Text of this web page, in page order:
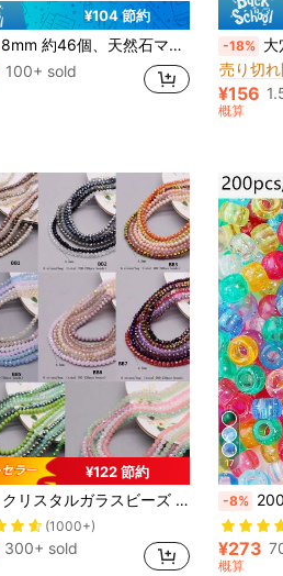
¥104 節約
8mm 約46個、天然石マルチカラーキャッツアイビーズ 高品質 ルーススペーサービーズ ジュエリー作り DIY 豪華なブレスレット ネックレス アクセサリー
100+ sold
-18% 大穴ホワイトチャーム
#1 ベスト
売り切
#1 ベスト
売り切
#1 ベスト
売り切
#1 ベスト
売り切れ
¥156
概算
¥122 節約
クリスタルガラスビーズ 4mm コーティング カラー 6本線入り 約720個/袋 ファセットカット ロンデル型 スペーサービーズ ジュエリー作り DIY アクセサリー ブレスレット ネックレス 服飾アクセサリー用
(1000+)
300+ sold
17
-8% 200個 混合色 透明グリ
¥273
概算